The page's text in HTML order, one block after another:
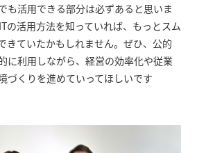
も活用できる部分は必ずあると思いま
の活用方法を知っていれば、もっとスム
きていたかもしれません。ぜひ、公的
に利用しながら、経営の効率化や従業
づくりを進めていってほしいです